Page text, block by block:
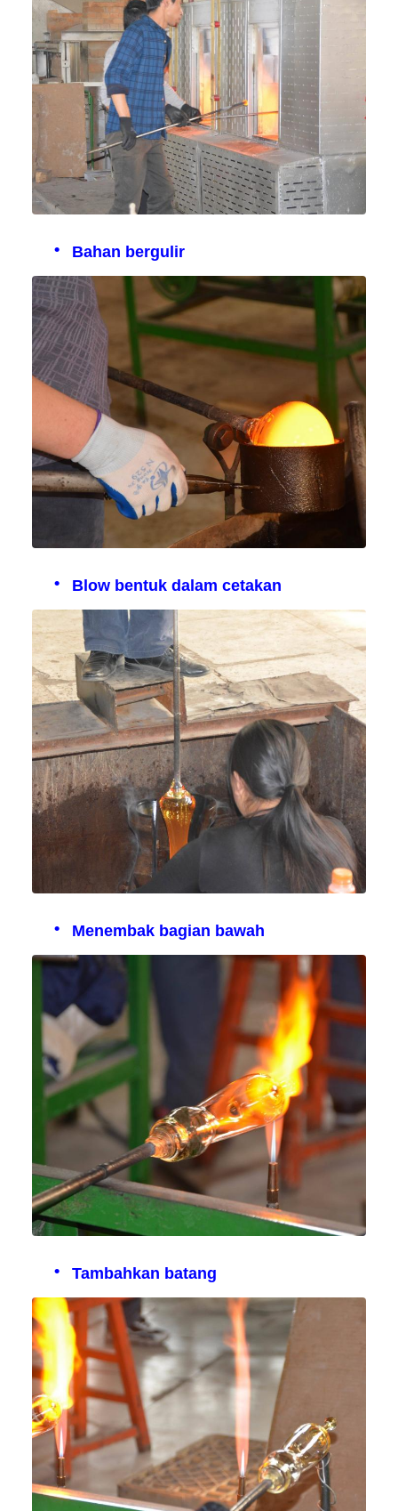
Bahan bergulir
Blow bentuk dalam cetakan
Menembak bagian bawah
Tambahkan batang